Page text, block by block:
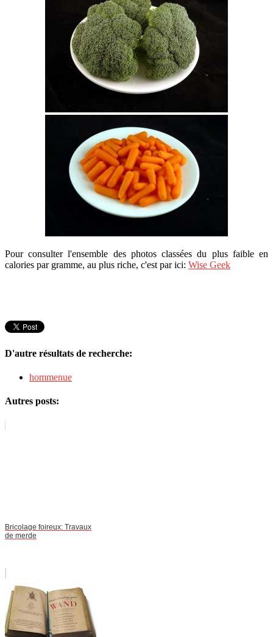
Pour consulter l'ensemble des photos classées du plus faible en
calories par gramme, au plus riche, c'est par ici: Wise Geek
D'autre résultats de recherche:
hommenue
Autres posts:
Bricolage foireux: Travaux
de merde